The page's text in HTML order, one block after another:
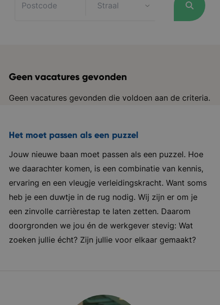
Geen vacatures gevonden
Geen vacatures gevonden die voldoen aan de criteria.
Het moet passen als een puzzel
Jouw nieuwe baan moet passen als een puzzel. Hoe
we daarachter komen, is een combinatie van kennis,
ervaring en een vleugje verleidingskracht. Want soms
heb je een duwtje in de rug nodig. Wij zijn er om je
een zinvolle carrièrestap te laten zetten. Daarom
doorgronden we jou én de werkgever stevig: Wat
zoeken jullie écht? Zijn jullie voor elkaar gemaakt?